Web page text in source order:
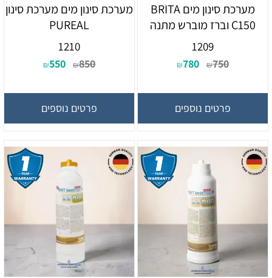
מערכת סינון מים BRITA
C150 וברז מוברש מתנה
1209
₪750
₪780
פרטים נוספים
מערכת סינון מים מערכת סינון
PUREAL
1210
₪850
₪550
פרטים נוספים